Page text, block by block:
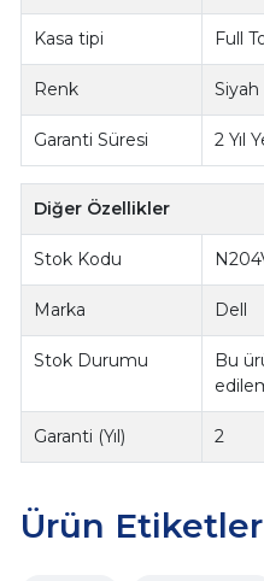
Kasa tipi Full
Renk Siyah
Garanti Süresi 2 Yıl
Diğer Özellikler
Stok Kodu
Marka Dell
Stok Durumu
Bu
Garanti (Yıl) 2
Ürün